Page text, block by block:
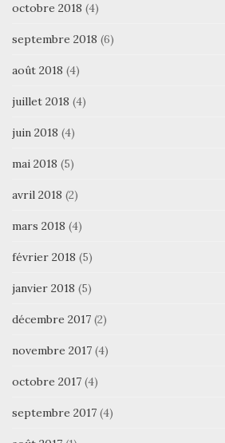
octobre 2018 (4)
septembre 2018 (6)
août 2018 (4)
juillet 2018 (4)
juin 2018 (4)
mai 2018 (5)
avril 2018 (2)
mars 2018 (4)
février 2018 (5)
janvier 2018 (5)
décembre 2017 (2)
novembre 2017 (4)
octobre 2017 (4)
septembre 2017 (4)